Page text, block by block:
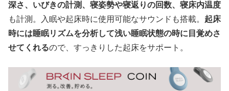
深さ、いびきの計測、寝姿勢や寝返りの回数、寝床内温度
も計測。入眠や起床時に使用可能なサウンドも搭載。 起床
時には睡眠リズムを分析して浅い睡眠状態の時に目覚めさ
せてくれるので、すっきりした起床をサポート。